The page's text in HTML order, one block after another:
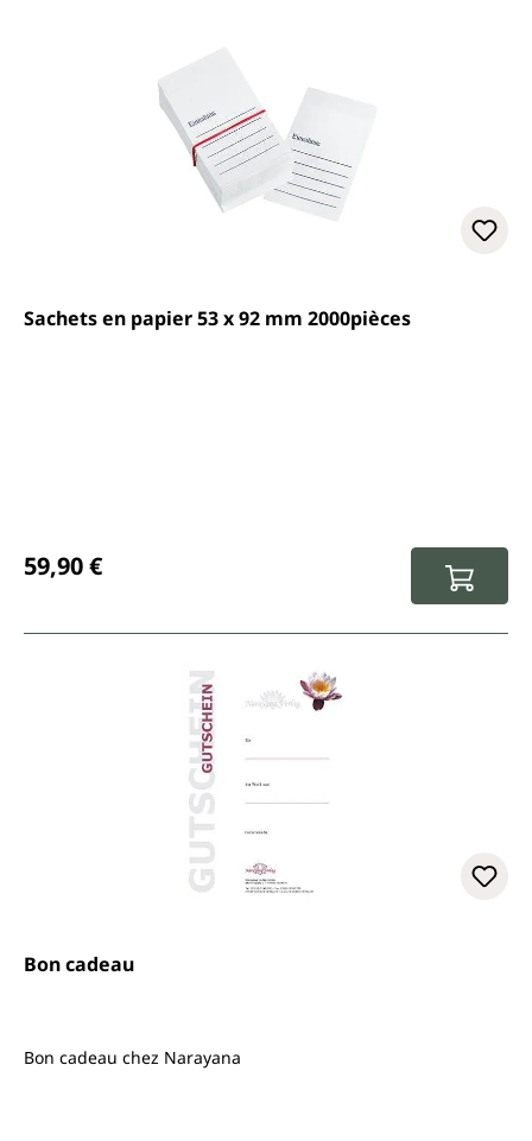
Sachets en papier 53 x 92 mm 2000pièces
59,90 €
Bon cadeau
Bon cadeau chez Narayana